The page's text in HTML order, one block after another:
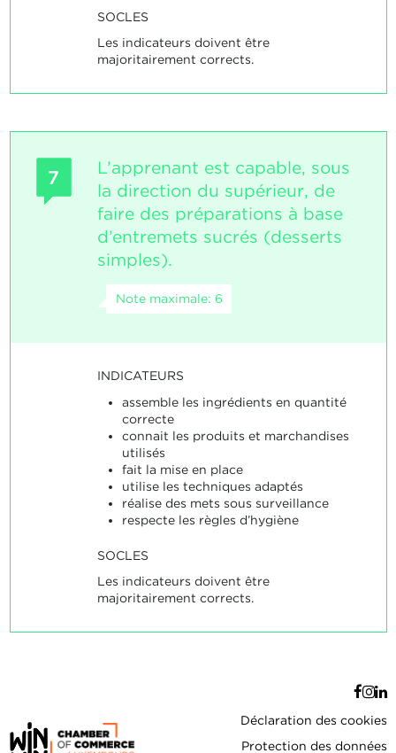
SOCLES
Les indicateurs doivent être
majoritairement corrects.
7
L’apprenant est capable, sous
la direction du supérieur, de
faire des préparations à base
d’entremets sucrés (desserts
simples).
Note maximale: 6
INDICATEURS
assemble les ingrédients en quantité
correcte
connait les produits et marchandises
utilisés
fait la mise en place
utilise les techniques adaptés
réalise des mets sous surveillance
respecte les règles d’hygiène
SOCLES
Les indicateurs doivent être
majoritairement corrects.
Déclaration des cookies
Protection des données